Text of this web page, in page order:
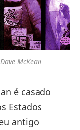
McKean
é casado
Estados
antigo